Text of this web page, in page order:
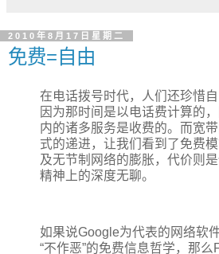
2010年8月17日星期二
免费=自由
在电话拨号时代，人们还珍惜自
因为那时间是以电话费计算的
内的诸多服务是收费的。而宽
式的递进，让我们看到了免费
及无节制网络的膨胀，代价则
精神上的深度无聊。
如果说Google为代表的网络软
“不作恶”的免费信息哲学，那